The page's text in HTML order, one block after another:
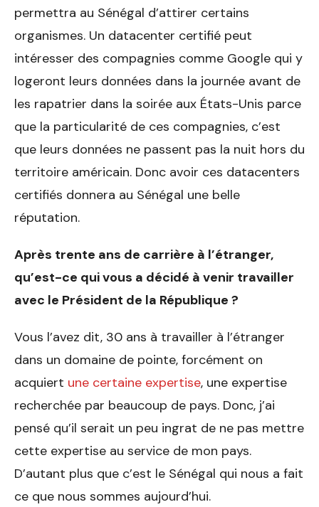
permettra au Sénégal d’attirer certains
organismes. Un datacenter certifié peut
intéresser des compagnies comme Google qui y
logeront leurs données dans la journée avant de
les rapatrier dans la soirée aux États-Unis parce
que la particularité de ces compagnies, c’est
que leurs données ne passent pas la nuit hors du
territoire américain. Donc avoir ces datacenters
certifiés donnera au Sénégal une belle
réputation.
Après trente ans de carrière à l’étranger,
qu’est-ce quivous a décidé à venir travailler
avec le Président de la République ?
Vous l’avez dit, 30 ans à travailler à l’étranger
dans un domaine de pointe, forcément on
acquiert une certaine expertise, une expertise
recherchée par beaucoup de pays. Donc, j’ai
pensé qu’il serait un peu ingrat de ne pas mettre
cette expertise au service de mon pays.
D’autant plus que c’est le Sénégal qui nous a fait
ce que nous sommes aujourd’hui.